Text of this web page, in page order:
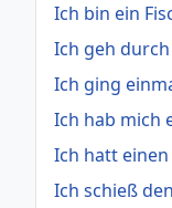
Ich bin ein
Ich geh
Ich ging
Ich hab mich
Ich hatt
Ich schieß